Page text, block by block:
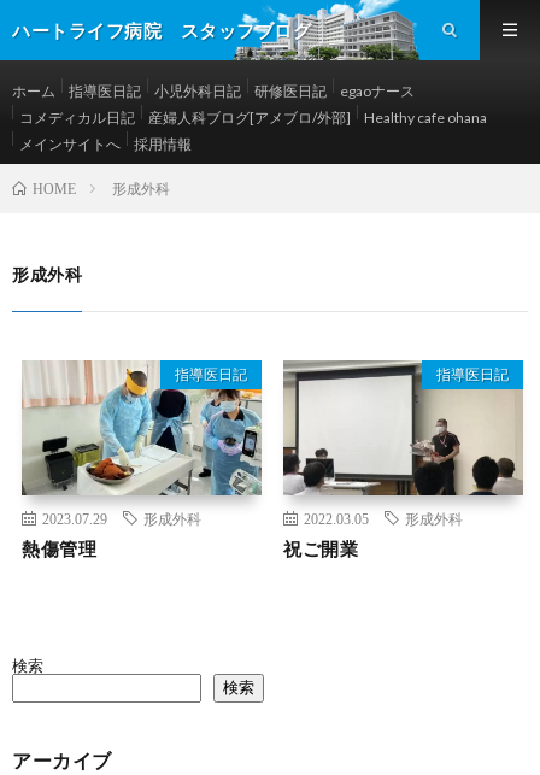
ハートライフ病院 スタッフブログ
ホーム 指導医日記 小児外科日記 研修医日記
egaoナース
コメディカル日記
産婦人科ブログ[アメブロ/外部]
Healthy cafe ohana
メインサイトへ
採用情報
HOME 形成外科
形成外科
指導医日記
2023.07.29 形成外科
熱傷管理
指導医日記
2022.03.05 形成外科
祝ご開業
検索
検索
アーカイブ